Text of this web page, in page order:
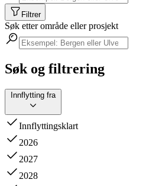
Filtrer
Søk etter område eller prosjekt
Søk og filtrering
Innflytting fra
Innflyttingsklart
2026
2027
2028